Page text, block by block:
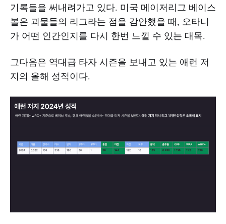
기록들을 써내려가고 있다. 미국 메이저리그 베이스
볼은 괴물들의 리그라는 점을 감안했을 때, 오타니
가 어떤 인간인지를 다시 한번 느낄 수 있는 대목.
그다음은 역대급 타자 시즌을 보내고 있는 애런 저
지의 올해 성적이다.